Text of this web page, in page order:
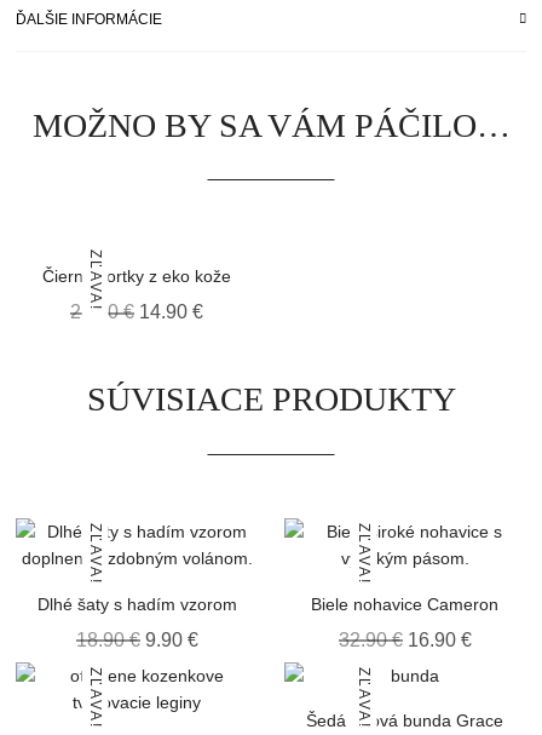
ĎALŠIE INFORMÁCIE
MOŽNO BY SA VÁM PÁČILO…
ZĽAVA!
Čierne šortky z eko kože
24.90€ 14.90€
SÚVISIACE PRODUKTY
ZĽAVA!
Dlhé šaty s hadím vzorom
18.90€ 9.90 €
ZĽAVA!
Biele nohavice Cameron
32.90€ 16.90 €
ZĽAVA! ZĽAVA!
Šedá rifľová bunda Grace